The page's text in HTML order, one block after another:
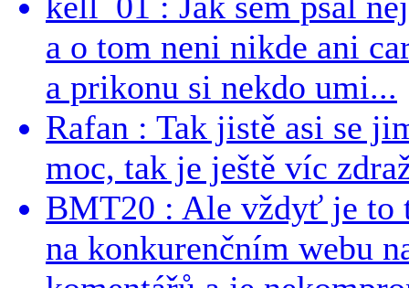
a o tom neni nikde ani
a prikonu si nekdo umi...
Rafan : Tak jistě asi se
moc, tak je ještě víc
BMT20 : Ale vždyť je to
na konkurenčním webu